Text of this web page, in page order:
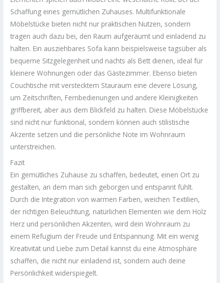
Schaffung eines gemütlichen Zuhauses. Multifunktionale
Möbelstücke bieten nicht nur praktischen Nutzen, sondern
tragen auch dazu bei, den Raum aufgeräumt und einladend zu
halten. Ein ausziehbares Sofa kann beispielsweise tagsüber als
bequeme Sitzgelegenheit und nachts als Bett dienen, ideal für
kleinere Wohnungen oder das Gästezimmer. Ebenso bieten
Couchtische mit verstecktem Stauraum eine clevere Lösung,
um Zeitschriften, Fernbedienungen und andere Kleinigkeiten
griffbereit, aber aus dem Blickfeld zu halten. Diese Möbelstücke
sind nicht nur funktional, sondern können auch stilistische
Akzente setzen und die persönliche Note im Wohnraum
unterstreichen.
Fazit
Ein gemütliches Zuhause zu schaffen, bedeutet, einen Ort zu
gestalten, an dem man sich geborgen und entspannt fühlt.
Durch die Integration von warmen Farben, weichen Textilien,
der richtigen Beleuchtung, natürlichen Elementen wie dem Holz
Herz und persönlichen Akzenten, wird dein Wohnraum zu
einem Refugium der Freude und Entspannung. Mit ein wenig
Kreativität und Liebe zum Detail kannst du eine Atmosphäre
schaffen, die nicht nur einladend ist, sondern auch deine
Persönlichkeit widerspiegelt.